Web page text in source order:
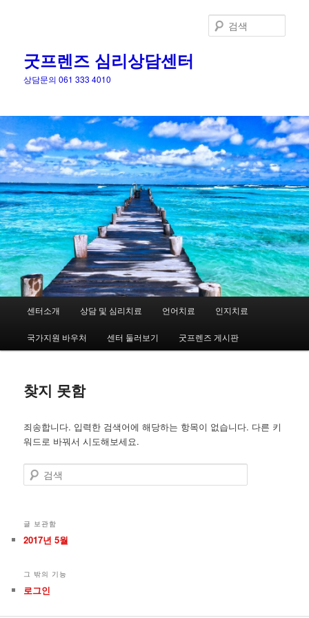
굿프렌즈 심리상담센터
상담문의 061 333 4010
색
뉴
첫
번
컨
텐
로
뛰
넘
두
번
컨
텐
로
뛰
넘
센터소개 상담 및 심리치료 언어치료 인지치료
국가지원 바우처 센터 둘러보기 굿프렌즈 게시판
찾지 못함
죄송합니다. 입력한 검색어에 해당하는 항목이 없습니다. 다른 키
워드로 바꿔서 시도해보세요.
검
색
글 보관함
2017년 5월
그 밖의 기능
로그인